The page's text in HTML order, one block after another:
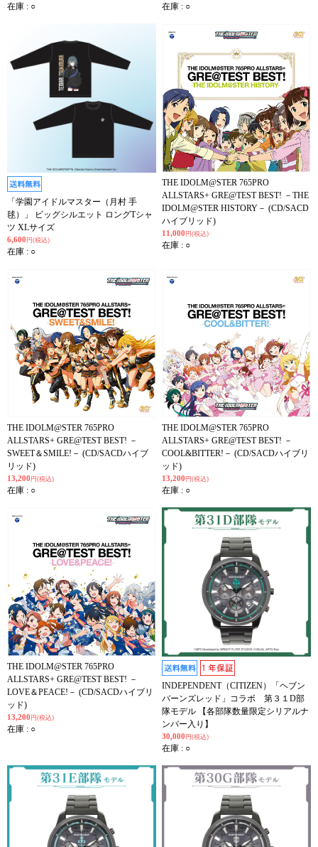
在庫 : ○ 在庫 : ○
「学園アイドルマスター（月村 手
毬）」 ビッグシルエット ロングTシャ
ツ XLサイズ
6,600 円(税込)
在庫 : ○
THE IDOLM@STER 765PRO
ALLSTARS+ GRE@TEST BEST! －THE
IDOLM@STER HISTORY－ (CD/SACD
ハイブリッド)
11,000 円(税込)
在庫 : ○
THE IDOLM@STER 765PRO
ALLSTARS+ GRE@TEST BEST! －
SWEET＆SMILE!－ (CD/SACDハイブ
リッド)
13,200 円(税込)
在庫 : ○
THE IDOLM@STER 765PRO
ALLSTARS+ GRE@TEST BEST! －
COOL&BITTER!－ (CD/SACDハイブリ
ッド)
13,200 円(税込)
在庫 : ○
THE IDOLM@STER 765PRO
ALLSTARS+ GRE@TEST BEST! －
LOVE＆PEACE!－ (CD/SACDハイブリ
ッド)
13,200 円(税込)
在庫 : ○
INDEPENDENT（CITIZEN）「ヘブン
バーンズレッド」コラボ 第３１D部
隊モデル 【各部隊数量限定シリアルナ
ンバー入り】
30,000 円(税込)
在庫 : ○